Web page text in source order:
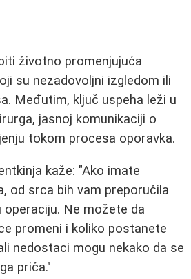
životno promenjujuća
su nezadovoljni izgledom ili
Međutim, ključ uspeha leži u
jasnoj komunikaciji o
tokom procesa oporavka.
kaže: "Ako imate
od srca bih vam preporučila
Ne možete da
promeni i koliko postanete
nedostaci mogu nekako da se
priča."